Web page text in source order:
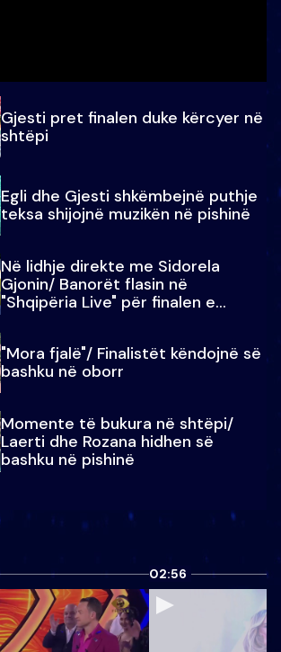
Gjesti pret finalen duke kërcyer në
shtëpi
Egli dhe Gjesti shkëmbejnë puthje
teksa shijojnë muzikën në pishinë
Në lidhje direkte me Sidorela
Gjonin/ Banorët flasin në
"Shqipëria Live" për finalen e
"Mora fjalë"/ Finalistët këndojnë së
bashku në oborr
Momente të bukura në shtëpi/
Laerti dhe Rozana hidhen së
bashku në pishinë
02:56